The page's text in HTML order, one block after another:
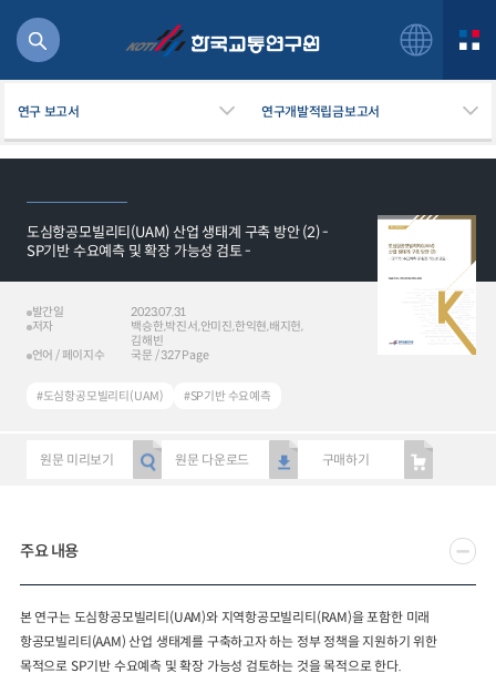
연구 보고서 연구개발적립금보고서
도심항공모빌리티(UAM) 산업 생태계 구축 방안 (2) -
SP기반 수요예측 및 확장 가능성 검토 -
발간일
2023.07.31
저자
백승한,박진서,안미진,한익현,배지헌,
김해빈
언어 / 페이지수
국문 / 327 Page
#도심항공모빌리티(UAM) #SP기반 수요예측
원문 미리보기 원문 다운로드 구매하기
주요 내용
본 연구는 도심항공모빌리티 (UAM)와 지역항공모빌리티 (RAM)을 포함한 미래
항공모빌리티 (AAM) 산업 생태계를 구축하고자 하는 정부 정책을 지원하기 위한
목적으로 SP기반 수요예측 및 확장 가능성 검토하는 것을 목적으로 한다.
2024년 국가교통조사 및 분석
요약보고서
수단분담모형
여객OD현행화
권역별통행지표
사회경제지표
2024 생활물류 서비스 보
2025.09.30